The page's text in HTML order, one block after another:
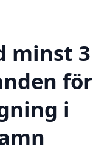
minst 3
för
i